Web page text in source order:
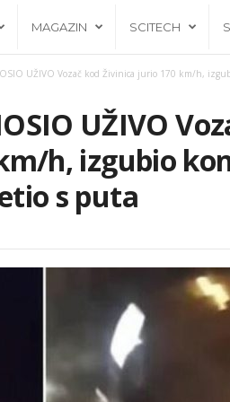
MAGAZIN SCITECH
UŽIVO Vozač kod Živinica jurio 170 km/h,
UŽIVO
h, izgubio
s puta